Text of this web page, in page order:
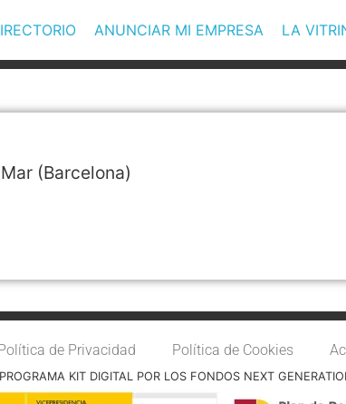
ANUNCIAR MI EMPRESA LA
(Barcelona)
de Privacidad Política de Cookies
KIT DIGITAL POR LOS FONDOS NEXT